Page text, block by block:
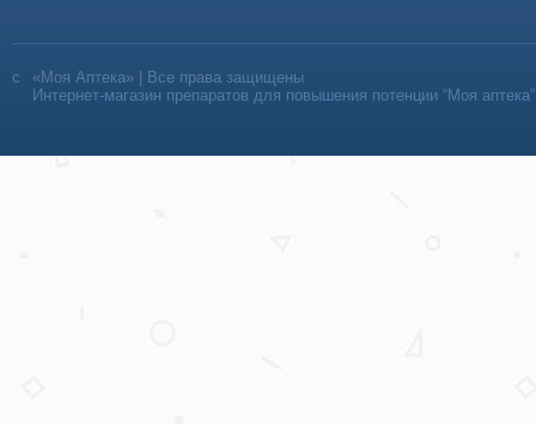
«Моя Аптека» | Все права защищены
Интернет-магазин препаратов для повышения потенции “Моя